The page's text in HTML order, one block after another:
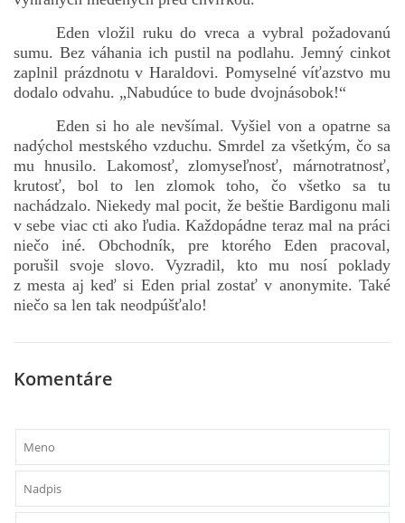
Eden vložil ruku do vreca a vybral požadovanú
sumu. Bez váhania ich pustil na podlahu. Jemný cinkot
zaplnil prázdnotu v Haraldovi. Pomyselné víťazstvo mu
dodalo odvahu. „Nabudúce to bude dvojnásobok!“
Eden si ho ale nevšímal. Vyšiel von a opatrne sa
nadýchol mestského vzduchu. Smrdel za všetkým, čo sa
mu hnusilo. Lakomosť, zlomyseľnosť, márnotratnosť,
krutosť, bol to len zlomok toho, čo všetko sa tu
nachádzalo. Niekedy mal pocit, že beštie Bardigonu mali
v sebe viac cti ako ľudia. Každopádne teraz mal na práci
niečo iné. Obchodník, pre ktorého Eden pracoval,
porušil svoje slovo. Vyzradil, kto mu nosí poklady
z mesta aj keď si Eden prial zostať v anonymite. Také
niečo sa len tak neodpúšťalo!
Komentáre